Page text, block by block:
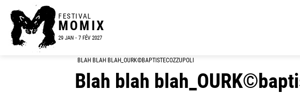
FESTIVAL
MOMIX
29 JAN - 7 FÉV 2027
BLAH BLAH BLAH_OURK©BAPTISTECOZZUPOLI
Blah blah